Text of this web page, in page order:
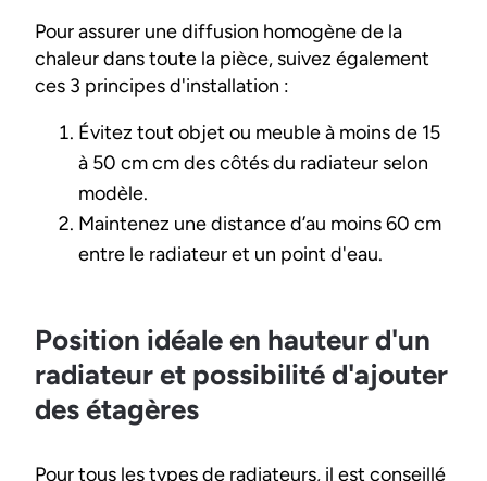
Pour assurer une diffusion homogène de la
chaleur dans toute la pièce, suivez également
ces 3 principes d'installation :
Évitez tout objet ou meuble à moins de 15
à 50 cm cm des côtés du radiateur selon
modèle.
Maintenez une distance d’au moins 60 cm
entre le radiateur et un point d'eau.
Position idéale en hauteur d'un
radiateur et possibilité d'ajouter
des étagères
Pour tous les types de radiateurs, il est conseillé